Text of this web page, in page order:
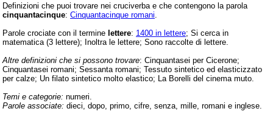
Definizioni che puoi trovare nei cruciverba e che contengono la parola
cinquantacinque: Cinquantacinque romani
Parole crociate con il termine lettere: 1400 in lettere; Si cerca in
matematica (3 lettere); Inoltra le lettere; Sono raccolte di lettere.
Altre definizioni che si possono trovare: Cinquantasei per Cicerone;
Cinquantasei romani; Sessanta romani; Tessuto sintetico ed elasticizzato
per calze; Un filato sintetico molto elastico; La Borelli del cinema muto.
Temi e categorie: numeri.
Parole associate: dieci, dopo, primo, cifre, senza, mille, romani e inglese.